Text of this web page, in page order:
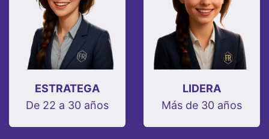
ESTRATEGA
De 22 a 30 años
LIDERA
Más de 30 años